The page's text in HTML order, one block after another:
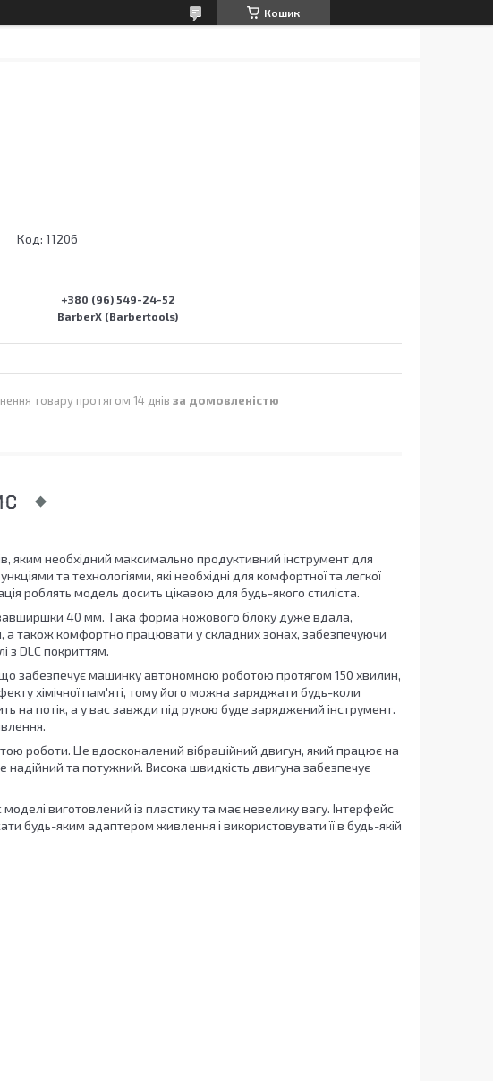
Кошик
Код: 11206
+380 (96) 549-24-52
BarberX (Barbertools)
товару протягом 14 днів за домовленістю
яким необхідний максимально продуктивний інструмент для
та технологіями, які необхідні для комфортної та легкої
роблять модель досить цікавою для будь-якого стиліста.
40 мм. Така форма ножового блоку дуже вдала,
а також комфортно працювати у складних зонах, забезпечуючи
з DLC покриттям.
забезпечує машинку автономною роботою протягом 150 хвилин,
хімічної пам'яті, тому його можна заряджати будь-коли
на потік, а у вас завжди під рукою буде заряджений інструмент.
роботи. Це вдосконалений вібраційний двигун, який працює на
надійний та потужний. Висока швидкість двигуна забезпечує
виготовлений із пластику та має невелику вагу. Інтерфейс
будь-яким адаптером живлення і використовувати її в будь-якій